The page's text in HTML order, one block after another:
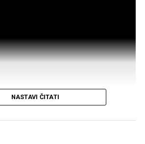
je prekinuta, a u skupštinsku
tjelohranitelji.
biti obaviješteni o terminu nastavka
NASTAVI ČITATI